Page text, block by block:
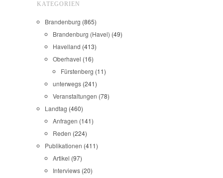
KATEGORIEN
Brandenburg (865)
Brandenburg (Havel) (49)
Havelland (413)
Oberhavel (16)
Fürstenberg (11)
unterwegs (241)
Veranstaltungen (78)
Landtag (460)
Anfragen (141)
Reden (224)
Publikationen (411)
Artikel (97)
Interviews (20)